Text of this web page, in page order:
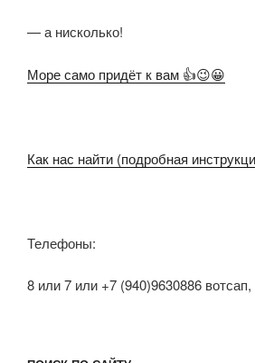
— а нисколько!
Море само придёт к вам 👍😉😀
Как нас найти (подробная
Телефоны:
8 или 7 или +7 (940)9630886 вотсап,